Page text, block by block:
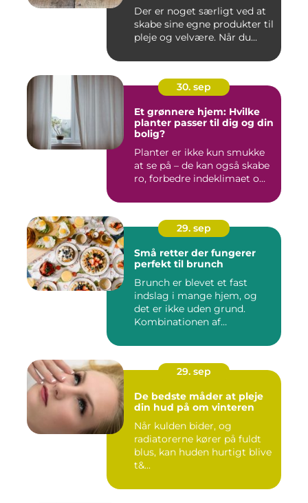
Der er noget særligt ved at
skabe sine egne produkter til
pleje og velvære. Når du...
30. sep
Et grønnere hjem: Hvilke
planter passer til dig og din
bolig?
Planter er ikke kun smukke
at se på – de kan også skabe
ro, forbedre indeklimaet o...
29. sep
Små retter der fungerer
perfekt til brunch
Brunch er blevet et fast
indslag i mange hjem, og
det er ikke uden grund.
Kombinationen af
29. sep
De bedste måder at pleje
din hud på om vinteren
Når kulden bider, og
radiatorerne kører på fuldt
blus, kan huden hurtigt blive
t&...